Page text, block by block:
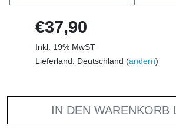
€37,90
Inkl. 19% MwST
Lieferland: Deutschland (ändern)
IN DEN WARENKORB